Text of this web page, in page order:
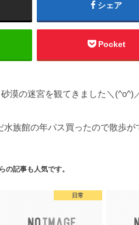
シェア
Pocket
漠の迷宮を観てきました＼
水族館の年パス買ったので散歩が
の記事も人気です。
日常